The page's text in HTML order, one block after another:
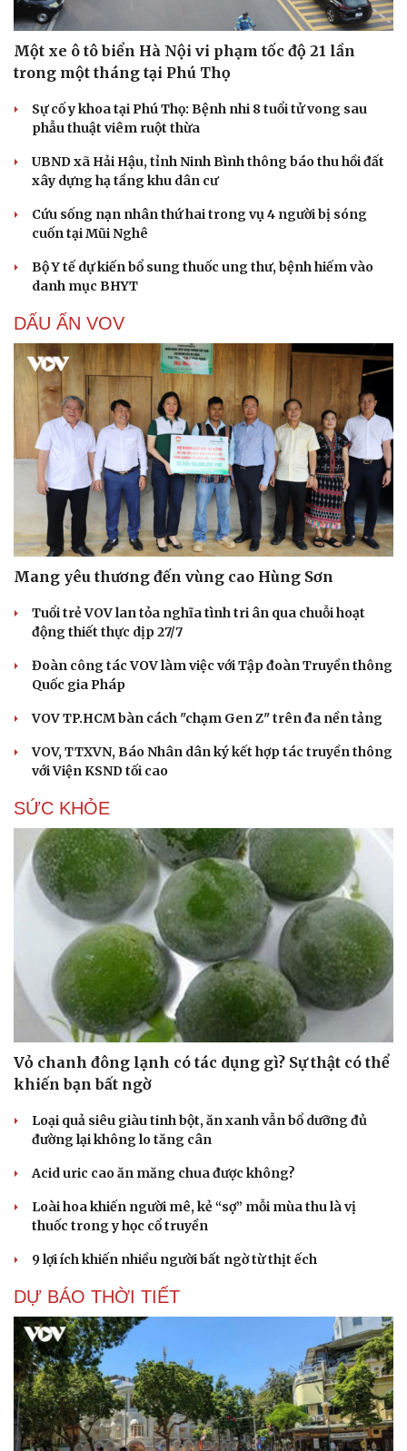
Cải chính
Một xe ô tô biển Hà Nội vi phạm tốc độ 21 lần
trong một tháng tại Phú Thọ
Sự cố y khoa tại Phú Thọ: Bệnh nhi 8 tuổi tử vong sau
phẫu thuật viêm ruột thừa
UBND xã Hải Hậu, tỉnh Ninh Bình thông báo thu hồi đất
xây dựng hạ tầng khu dân cư
Cứu sống nạn nhân thứ hai trong vụ 4 người bị sóng
cuốn tại Mũi Nghê
Bộ Y tế dự kiến bổ sung thuốc ung thư, bệnh hiếm vào
danh mục BHYT
DẤU ẤN VOV
Mang yêu thương đến vùng cao Hùng Sơn
Tuổi trẻ VOV lan tỏa nghĩa tình tri ân qua chuỗi hoạt
động thiết thực dịp 27/7
Đoàn công tác VOV làm việc với Tập đoàn Truyền thông
Quốc gia Pháp
VOV TP.HCM bàn cách "chạm Gen Z" trên đa nền tảng
VOV, TTXVN, Báo Nhân dân ký kết hợp tác truyền thông
với Viện KSND tối cao
SỨC KHỎE
Vỏ chanh đông lạnh có tác dụng gì? Sự thật có thể
khiến bạn bất ngờ
Loại quả siêu giàu tinh bột, ăn xanh vẫn bổ dưỡng đủ
đường lại không lo tăng cân
Acid uric cao ăn măng chua được không?
Loài hoa khiến người mê, kẻ “sợ” mỗi mùa thu là vị
thuốc trong y học cổ truyền
9 lợi ích khiến nhiều người bất ngờ từ thịt ếch
DỰ BÁO THỜI TIẾT